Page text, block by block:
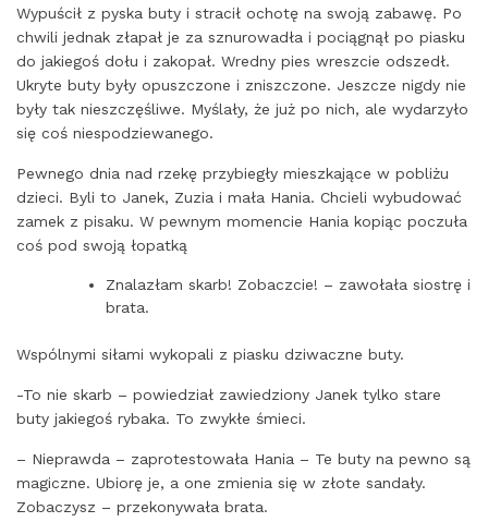
Wypuścił z pyska buty i stracił ochotę na swoją zabawę. Po
chwili jednak złapał je za sznurowadła i pociągnął po piasku
do jakiegoś dołu i zakopał. Wredny pies wreszcie odszedł.
Ukryte buty były opuszczone i zniszczone. Jeszcze nigdy nie
były tak nieszczęśliwe. Myślały, że już po nich, ale wydarzyło
się coś niespodziewanego.
Pewnego dnia nad rzekę przybiegły mieszkające w pobliżu
dzieci. Byli to Janek, Zuzia i mała Hania. Chcieli wybudować
zamek z pisaku. W pewnym momencie Hania kopiąc poczuła
coś pod swoją łopatką
Znalazłam skarb! Zobaczcie! – zawołała siostrę i
brata.
Wspólnymi siłami wykopali z piasku dziwaczne buty.
-To nie skarb – powiedział zawiedziony Janek tylko stare
buty jakiegoś rybaka. To zwykłe śmieci.
– Nieprawda – zaprotestowała Hania – Te buty na pewno są
magiczne. Ubiorę je, a one zmienia się w złote sandały.
Zobaczysz – przekonywała brata.